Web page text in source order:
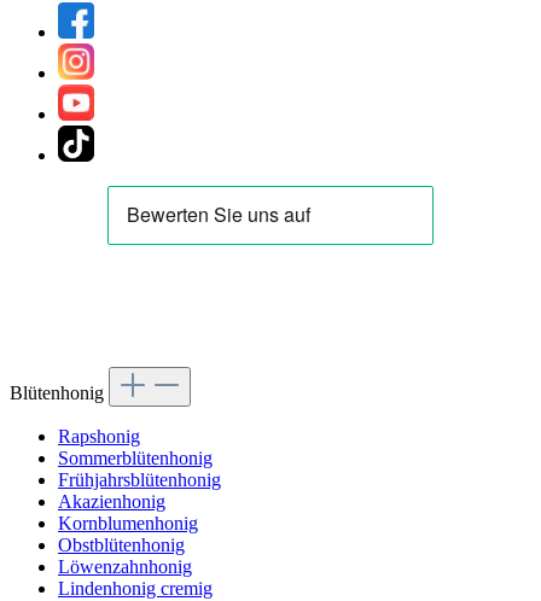
Blütenhonig
Rapshonig
Sommerblütenhonig
Frühjahrsblütenhonig
Akazienhonig
Kornblumenhonig
Obstblütenhonig
Löwenzahnhonig
Lindenhonig cremig